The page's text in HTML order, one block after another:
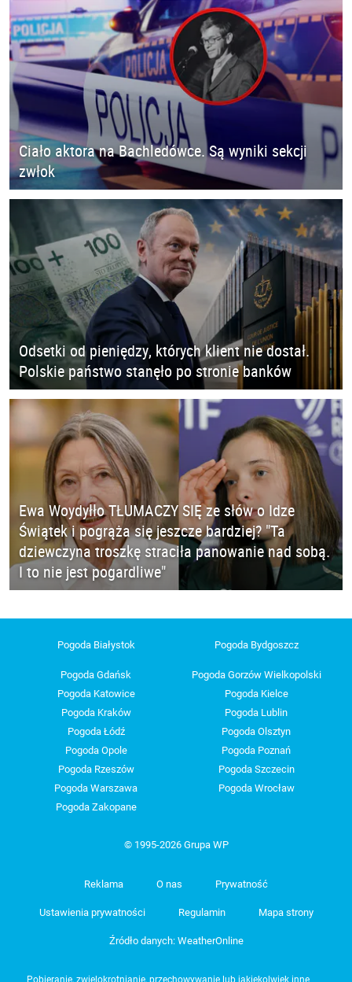
Ciało aktora na Bachledówce. Są wyniki sekcji
zwłok
Odsetki od pieniędzy, których klient nie dostał.
Polskie państwo stanęło po stronie banków
Ewa Woydyłło TŁUMACZY SIĘ ze słów o Idze
Świątek i pogrąża się jeszcze bardziej? "Ta
dziewczyna troszkę straciła panowanie nad sobą.
I to nie jest pogardliwe"
Pogoda Białystok Pogoda Bydgoszcz
Pogoda Gdańsk
Pogoda Gorzów Wielkopolski
Pogoda Katowice
Pogoda Kielce
Pogoda Kraków
Pogoda Lublin
Pogoda Łódź
Pogoda Olsztyn
Pogoda Opole
Pogoda Poznań
Pogoda Rzeszów
Pogoda Szczecin
Pogoda Warszawa
Pogoda Wrocław
Pogoda Zakopane
© 1995-2026 Grupa WP
Reklama O nas Prywatność
Ustawienia prywatności Regulamin Mapa strony
Źródło danych: WeatherOnline
Pobieranie, zwielokrotnianie, przechowywanie lub jakiekolwiek inne